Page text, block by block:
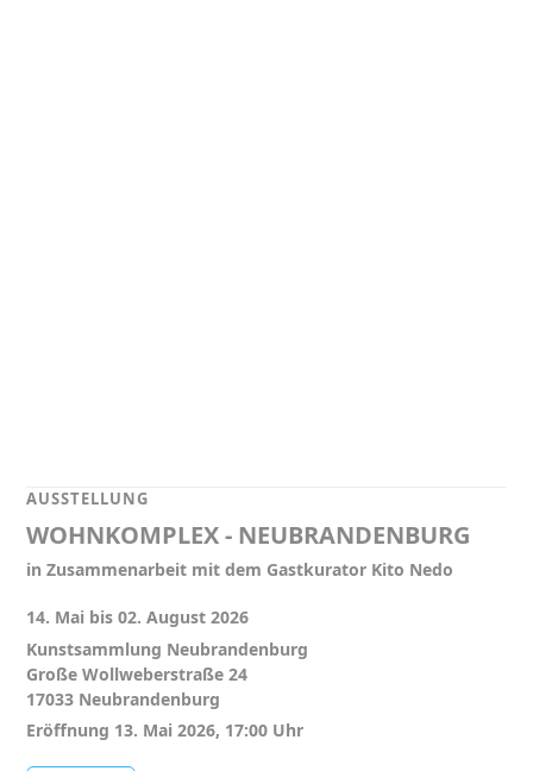
AUSSTELLUNG
WOHNKOMPLEX - NEUBRANDENBURG
in Zusammenarbeit mit dem Gastkurator Kito Nedo
14. Mai bis 02. August 2026
Kunstsammlung Neubrandenburg
Große Wollweberstraße 24
17033 Neubrandenburg
Eröffnung 13. Mai 2026, 17:00 Uhr